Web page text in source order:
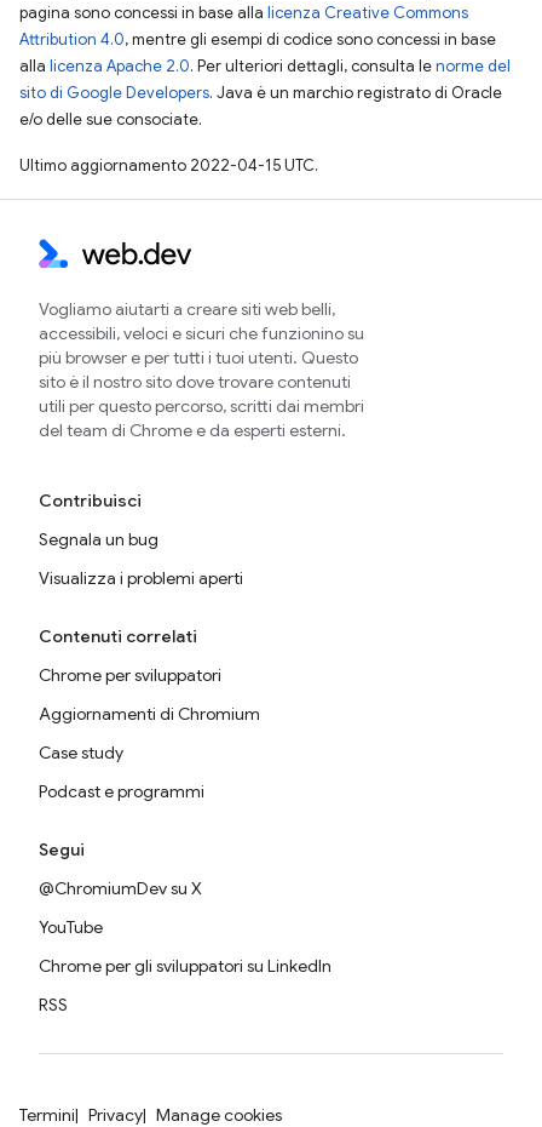
pagina sono concessi in base alla licenza Creative Commons
Attribution 4.0, mentre gli esempi di codice sono concessi in base
alla licenza Apache 2.0. Per ulteriori dettagli, consulta lenorme del
sito di Google Developers. Java è un marchio registrato di Oracle
e/o delle sue consociate.
Ultimo aggiornamento 2022-04-15 UTC.
Vogliamo aiutarti a creare siti web belli,
accessibili, veloci e sicuri che funzionino su
più browser e per tutti i tuoi utenti. Questo
sito è il nostro sito dove trovare contenuti
utili per questo percorso, scritti dai membri
del team di Chrome e da esperti esterni.
Contribuisci
Segnala un bug
Visualizza i problemi aperti
Contenuti correlati
Chrome per sviluppatori
Aggiornamenti di Chromium
Case study
Podcast e programmi
Segui
@ChromiumDev su X
YouTube
Chrome per gli sviluppatori su LinkedIn
RSS
Termini Privacy Manage cookies